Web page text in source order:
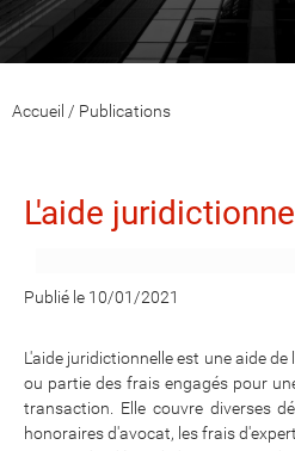
Accueil / Publications
L'aide
Publié le 10/01/2021
L'aide juridictionnelle est une aide
ou partie des frais engagés pour
transaction. Elle couvre diverses
honoraires d'avocat, les frais